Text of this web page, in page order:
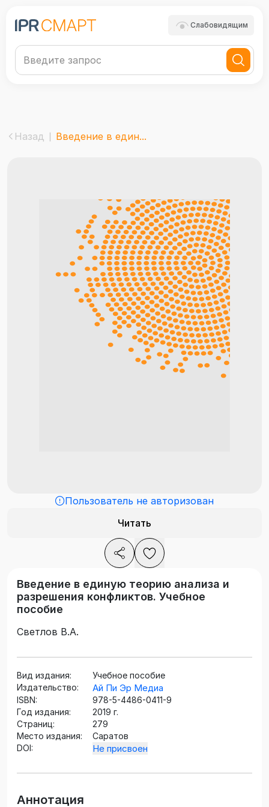
Слабовидящим
Назад Введение в един...
Пользователь не авторизован
Читать
Введение в единую теорию анализа и
разрешения конфликтов. Учебное
пособие
Светлов В.А.
Вид издания:
Учебное пособие
Издательство:
Ай Пи Эр Медиа
ISBN:
978-5-4486-0411-9
Год издания:
2019 г.
Страниц:
279
Место издания:
Саратов
DOI:
Не присвоен
Аннотация